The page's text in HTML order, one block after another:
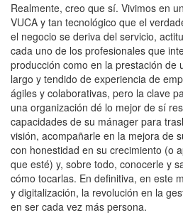
Realmente, creo que sí. Vivimos en
VUCA y tan tecnológico que el
el negocio se deriva del servicio,
cada uno de los profesionales que
producción como en la prestación de
largo y tendido de experiencia de
ágiles y colaborativas, pero la clave
una organización dé lo mejor de sí
capacidades de su mánager para
visión, acompañarle en la mejora de
con honestidad en su crecimiento (o
que esté) y, sobre todo, conocerle y
cómo tocarlas. En definitiva, en este
y digitalización, la revolución en la
en ser cada vez más persona.